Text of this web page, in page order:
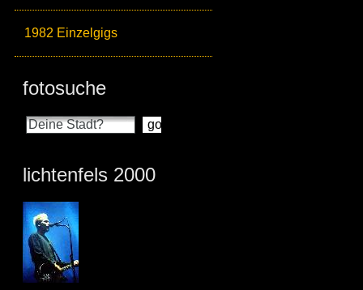
1982 Einzelgigs
fotosuche
lichtenfels 2000